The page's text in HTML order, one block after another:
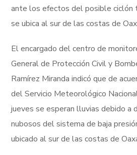
ante los efectos del posible ciclón
se ubica al sur de las costas de
El encargado del centro de
General de Protección Civil y
Ramírez Miranda indicó que de
del Servicio Meteorológico
jueves se esperan lluvias debido a
nubosos del sistema de baja
ubicado al sur de las costas de